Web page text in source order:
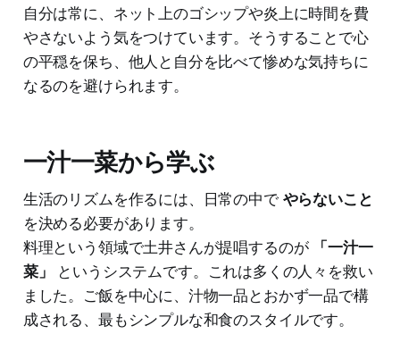
自分は常に、ネット上のゴシップや炎上に時間を費
やさないよう気をつけています。そうすることで心
の平穏を保ち、他人と自分を比べて惨めな気持ちに
なるのを避けられます。
一汁一菜から学ぶ
生活のリズムを作るには、日常の中で やらないこと
を決める必要があります。
料理という領域で土井さんが提唱するのが
「一汁一
菜」
というシステムです。これは多くの人々を救い
ました。ご飯を中心に、汁物一品とおかず一品で構
成される、最もシンプルな和食のスタイルです。